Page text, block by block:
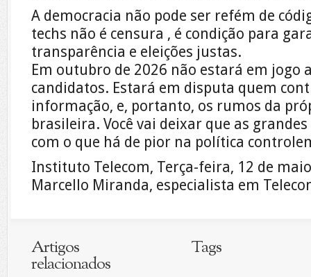
A democracia não pode ser refém de
techs não é censura , é condição para
transparência e eleições justas.
Em outubro de 2026 não estará em jogo
candidatos. Estará em disputa quem
informação, e, portanto, os rumos da
brasileira. Você vai deixar que as
com o que há de pior na política
Instituto Telecom, Terça-feira, 12 de
Marcello Miranda, especialista em
Artigos
relacionados
Tags